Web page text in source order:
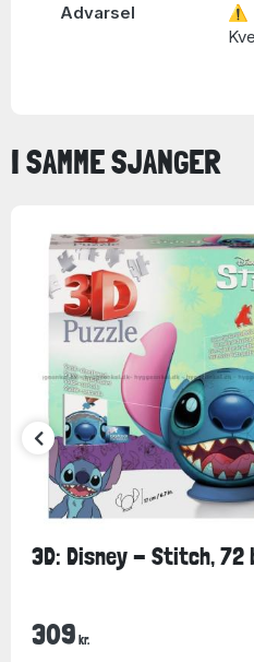
Advarsel
⚠
I SAMME SJANGER
3D: Disney - Stitch, 72
309 kr.